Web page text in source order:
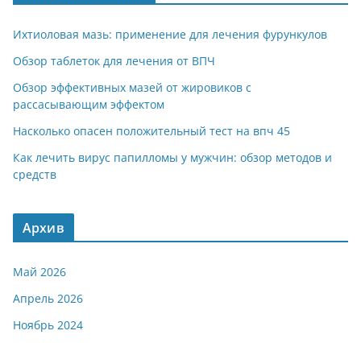
Ихтиоловая мазь: применение для лечения фурункулов
Обзор таблеток для лечения от ВПЧ
Обзор эффективных мазей от жировиков с
рассасывающим эффектом
Насколько опасен положительный тест на впч 45
Как лечить вирус папилломы у мужчин: обзор методов и
средств
Архив
Май 2026
Апрель 2026
Ноябрь 2024